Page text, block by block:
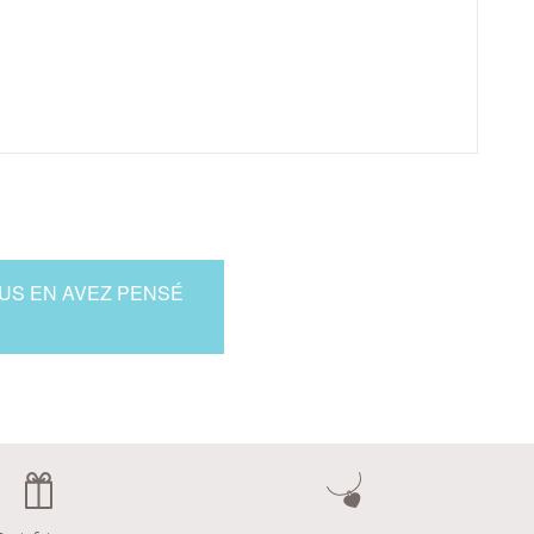
EN AVEZ PENSÉ